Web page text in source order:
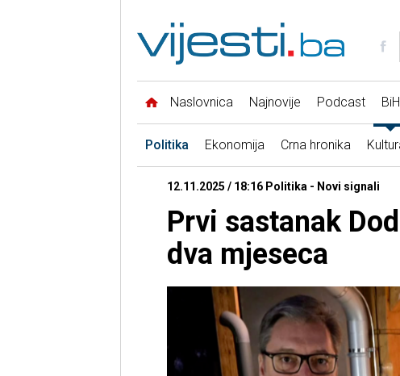
Naslovnica Najnovije Podcast BiH
Politika Ekonomija Crna hronika
12.11.2025 / 18:16 Politika - Novi signali
Prvi sastanak
dva mjeseca